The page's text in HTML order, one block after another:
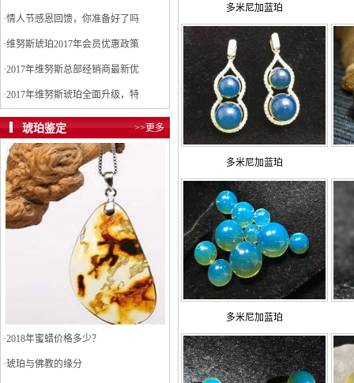
·情人节感恩回馈，你准备好了吗
·维努斯琥珀2017年会员优惠政策
·2017年维努斯总部经销商最新优
·2017年维努斯琥珀全面升级，特
琥珀鉴定 >>更多
·2018年蜜蜡价格多少？
·琥珀与佛教的缘分
多米尼加蓝珀
多米尼加蓝珀
多米尼加蓝珀